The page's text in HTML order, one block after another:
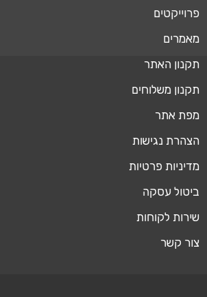
פרוייקטים
מאמרים
תקנון האתר
תקנון משלוחים
מפת אתר
הצהרת נגישות
מדיניות פרטיות
ביטול עסקה
שירות לקוחות
צור קשר